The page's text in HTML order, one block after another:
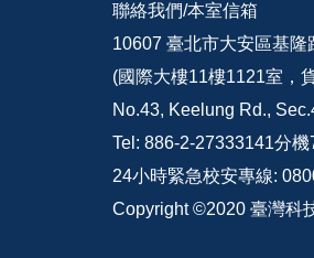
聯絡我們/本室信箱
10607 臺北市大安區基隆
(國際大樓11樓1121室，
No.43, Keelung Rd.,
Tel: 886-2-27333141分機
24小時緊急校安專線:
Copyright ©2020 臺灣科